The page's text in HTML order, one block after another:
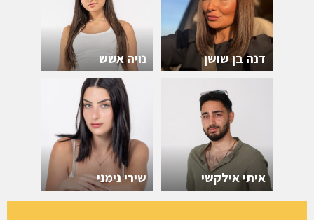
דנה בן שושן נויה אשש
איתי אילקשי שירי נימני